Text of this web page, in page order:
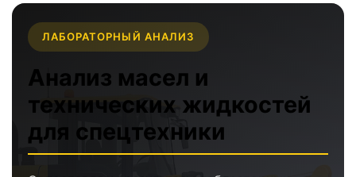
ЛАБОРАТОРНЫЙ АНАЛИЗ
Анализ масел и
технических жидкостей
для спецтехники